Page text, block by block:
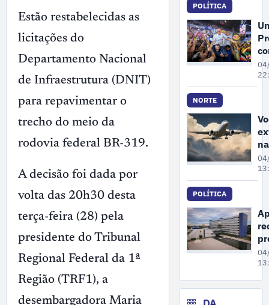
Estão restabelecidas as
licitações do
Departamento Nacional
de Infraestrutura (DNIT)
para repavimentar o
trecho do meio da
rodovia federal BR-319.
A decisão foi dada por
volta das 20h30 desta
terça-feira (28) pela
presidente do Tribunal
Regional Federal da 1ª
Região (TRF1), a
desembargadora Maria
ao
POLÍTICA
NORTE
no
POLÍTICA